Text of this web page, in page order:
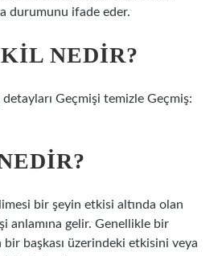
durumunu ifade eder.
NEDIR?
Geçmişi temizle Geçmiş:
bir şeyin etkisi altında olan
anlamına gelir. Genellikle bir
başkası üzerindeki etkisini veya